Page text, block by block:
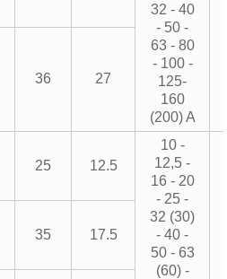
32 - 40
- 50 -
63 - 80
- 100 -
125-
160
(200) A
36 27
25 12.5
10 -
12,5 -
16 - 20
- 25 -
32 (30)
- 40 -
50 - 63
(60) -
35 17.5